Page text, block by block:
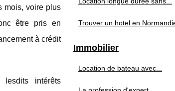
mois, voire plus
être pris en
à crédit
intérêts
Trouver un hotel en
Immobilier
Location de bateau avec...